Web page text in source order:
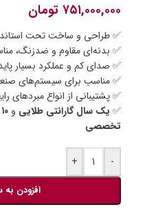
۷۵۱,۰۰۰,۰۰۰ تومان
✅ طراحی و ساخت تحت
✅ بدنه‌ای مقاوم و ضدزنگ،
✅ صدای کم و عملکرد بسیار
✅ مناسب برای سیستم‌های
✅ پشتیبانی از انواع مبردهای
✅ یک سال گارانتی طلایی و
تخصصی
-
+
افزودن